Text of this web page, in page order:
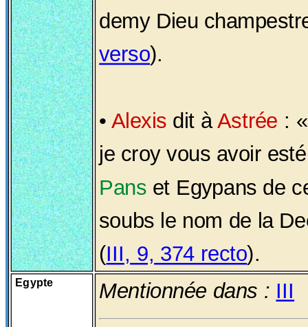
demy Dieu
verso).
•Alexis dit àAstrée :
je croy vous avoir
Panset Egypans de
soubs le nom de la
(III, 9, 374 recto).
Egypte Mentionnée dans : III